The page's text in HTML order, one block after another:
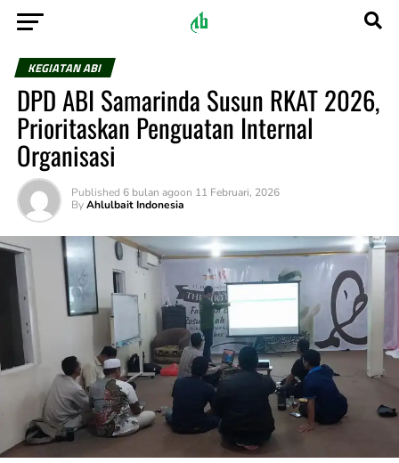
KEGIATAN ABI
DPD ABI Samarinda Susun RKAT 2026,
Prioritaskan Penguatan Internal
Organisasi
Published 6 bulan agoon 11 Februari, 2026
By Ahlulbait Indonesia